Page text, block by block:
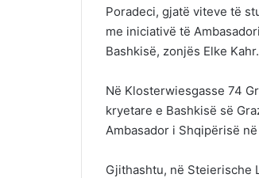
Poradeci, gjatë viteve të
me iniciativë të
Bashkisë, zonjës Elke Kahr.
Në Klosterwiesgasse 74
kryetare e Bashkisë së
Ambasador i Shqipërisë
Gjithashtu, në Steierische